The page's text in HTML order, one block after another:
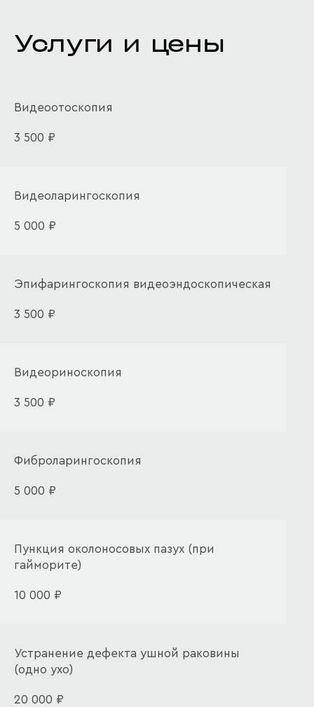
Услуги и цены
Видеоотоскопия
3 500 ₽
Видеоларингоскопия
5 000 ₽
Эпифарингоскопия видеоэндоскопическая
3 500 ₽
Видеориноскопия
3 500 ₽
Фиброларингоскопия
5 000 ₽
Пункция околоносовых пазух (при
гайморите)
10 000 ₽
Устранение дефекта ушной раковины
(одно ухо)
20 000 ₽